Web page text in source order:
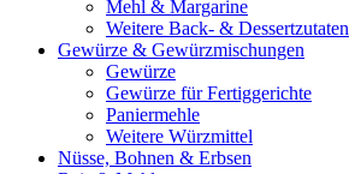
Mehl & Margarine
Weitere Back- & Dessertzutaten
Gewürze & Gewürzmischungen
Gewürze
Gewürze für Fertiggerichte
Paniermehle
Weitere Würzmittel
Nüsse, Bohnen & Erbsen